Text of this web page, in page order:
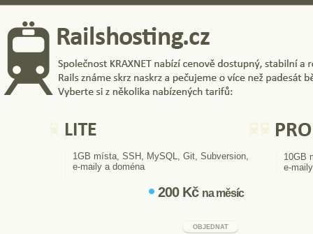
Railshosting.cz
Společnost KRAXNET nabízí cenově dostupný, stabilní a rozšiřitelný hosting
Rails známe skrz naskrz a pečujeme o více než padesát běžících Rails
Vyberte si z několika nabízených tarifů
LITE
1GB místa, SSH, MySQL, Git, Subversion,
e-maily a doména
200 Kč na měsíc
OBJEDNAT
PROFI
10GB
e-